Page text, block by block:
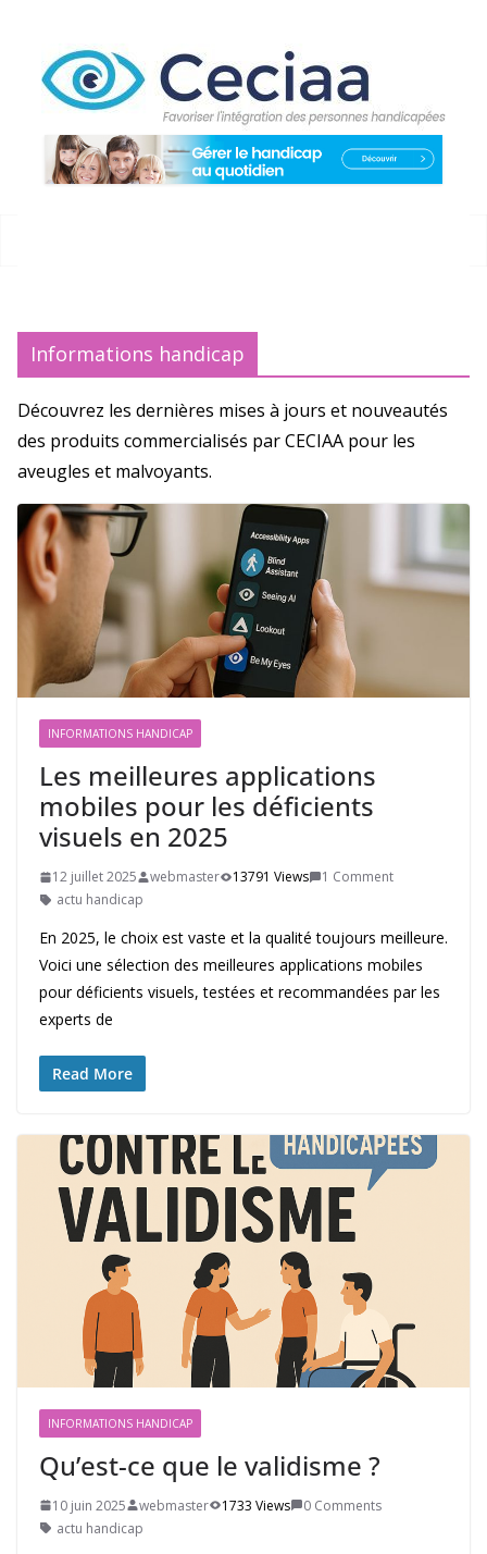
contenu
Informations handicap
Découvrez les dernières mises à jours et nouveautés
des produits commercialisés par CECIAA pour les
aveugles et malvoyants.
INFORMATIONS HANDICAP
Les meilleures applications
mobiles pour les déficients
visuels en 2025
12 juillet 2025 webmaster 13791 Views
1 Comment
actu handicap
En 2025, le choix est vaste et la qualité toujours meilleure.
Voici une sélection des meilleures applications mobiles
pour déficients visuels, testées et recommandées par les
experts de
Read More
INFORMATIONS HANDICAP
Qu’est-ce que le validisme ?
10 juin 2025 webmaster 1733 Views
0 Comments
actu handicap